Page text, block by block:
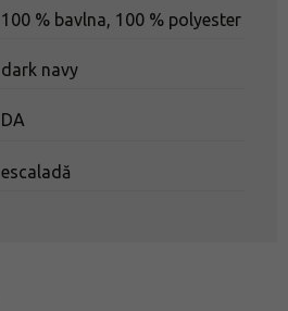
100 % bavlna, 100 % polyester
dark navy
DA
escaladă